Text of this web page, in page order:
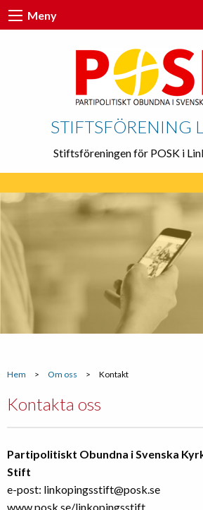
Meny
STIFTSFÖRENING
Stiftsföreningen för POSK i
Hem > Om oss > Kontakt
Kontakta oss
Partipolitiskt Obundna i Svenska
Stift
e-post: linkopingsstift@posk.se
www.posk.se/linkopingsstift